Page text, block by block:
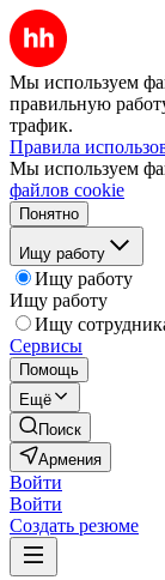
Мы используем
правильную
трафик.
Правила
Мы используем
файлов cookie
Понятно
Ищу работу
Ищу работу
Ищу работу
Ищу
Сервисы
Помощь
Ещё
Поиск
Армения
Войти
Войти
Создать резюме